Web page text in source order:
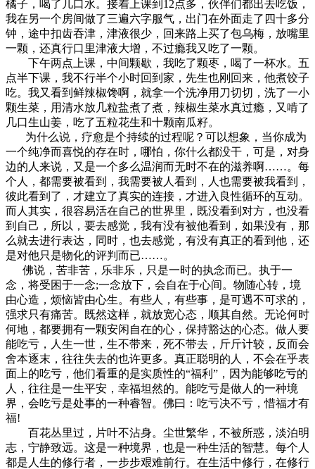
橘子，喝了几口水。接着上课到12点多，伙伴们都出去吃饭，
我在另一个房间做了三遍六字服气，出门在外面走了四十多分
钟，途中扣齿吞津，津液很少，回来路上买了包乌梅，放嘴里
一颗，还真行口里津液大增，不过瘾我又吃了一颗。
下午两点上课，中间颗歇，我吃了颗枣，喝了一杯水。五
点半下课，我不行半个小时回到家，先生也刚回来，他煮饺子
吃。我又看到鲜辣椒馋啊，就拿一个洗净用刀切切，洗了一小
颗生菜，用清水放几粒盐煮了煮，辣椒生菜水真过瘾，又啃了
几口生山姜，吃了五粒花生和十颗南瓜籽。
为什么说，疗愈是个持续的过程呢？可以想象，当你成为
一个纯净而喜悦的存在时，哪怕，你什么都没干，可是，对身
边的人来说，又是一个多么温润而无时不在的滋养啊……。每
个人，都需要被看到，我需要被人看到，人也需要被我看到，
彼此看到了，才建立了真实的连接，才进入良性循环的互动。
而人其实，很容易活在自己的世界里，既没看到对方，也没看
到自己，所以，要去感觉，我有没有被他看到，如果没有，那
么就去进行表达，同时，也去感觉，有没有真正的看到他，还
是对他只是物化的评判而已……。
佛说，苦非苦，乐非乐，只是一时的执念而已。执于一
念，将受困于一念;一念放下，会自在于心间。物随心转，境
由心造，烦恼皆由心生。有些人，有些事，是可遇不可求的，
强求只有痛苦。既然这样，就放宽心态，顺其自然。无论何时
何地，都要拥有一颗安闲自在的心，保持豁达的心态。做人要
能吃亏，人生一世，生不带来，死不带去，斤斤计较，反而会
舍本逐末，往往失去的也许更多。真正聪明的人，不会在乎表
面上的吃亏，他们看重的是实质性的“福利”，因为能够吃亏的
人，往往是一生平安，幸福坦然的。能吃亏是做人的一种境
界，会吃亏是处事的一种睿智。佛曰：吃亏决不亏，惜福才有
福!
百花丛里过，片叶不沾身。尘世繁华，不被所惑，淡泊明
志，宁静致远。这是一种境界，也是一种生活的智慧。每个人
都是人生的修行者，一步步艰难前行。在生活中修行，在修行